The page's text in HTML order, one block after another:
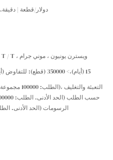
0.01 دولار/قطعة | دقيقة.
L / C ، D / A ، D / P ، T / T ، ويسترن يونيون ، موني جرام
1-350000 (قطع): 15 (أيام)،> 350000 (قطع): للتفاوض (أيام)
الرسومات (الحد الأدنى. الطلب: 100000